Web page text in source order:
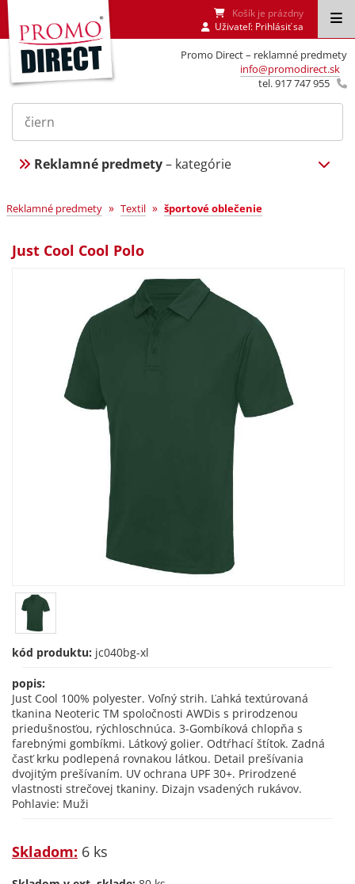
Promo Direct – reklamné predmety
info@promodirect.sk
tel. 917 747 955
Košík je prázdny
Uživateľ: Prihlásiť sa
Reklamné predmety– kategórie
Reklamné predmety » Textil » športové oblečenie
Just Cool Cool Polo
kód produktu: jc040bg-xl
popis:
Just Cool 100% polyester. Voľný strih. Ľahká textúrovaná
tkanina Neoteric TM spoločnosti AWDis s prirodzenou
priedušnosťou, rýchloschnúca. 3-Gombíková chlopňa s
farebnými gombíkmi. Látkový golier. Odtŕhací štítok. Zadná
časť krku podlepená rovnakou látkou. Detail prešívania
dvojitým prešívaním. UV ochrana UPF 30+. Prirodzené
vlastnosti strečovej tkaniny. Dizajn vsadených rukávov.
Pohlavie: Muži
Skladom: 6 ks